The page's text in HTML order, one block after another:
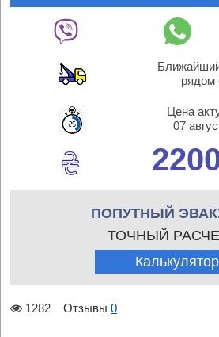
рядом
Цена
07
ПОПУТНЫЙ
ТОЧНЫЙ
Калькулятор
1282 Отзывы 0